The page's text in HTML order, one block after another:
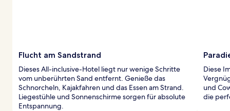
Flucht am Sandstrand
Dieses All-inclusive-Hotel liegt nur wenige Schritte
vom unberührten Sand entfernt. Genieße das
Schnorcheln, Kajakfahren und das Essen am Strand.
Liegestühle und Sonnenschirme sorgen für absolute
Entspannung.
Diese
und
die